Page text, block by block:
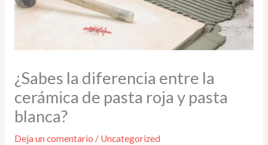
¿Sabes la diferencia entre la
cerámica de pasta roja y pasta
blanca?
Deja un comentario / Uncategorized